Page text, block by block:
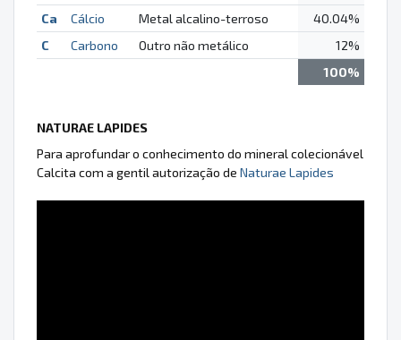
Ca
Cálcio Metal alcalino-terroso
40.04%
C
Carbono Outro não metálico
12%
100%
NATURAE LAPIDES
Para aprofundar o conhecimento do mineral colecionável
Calcita com a gentil autorização de Naturae Lapides